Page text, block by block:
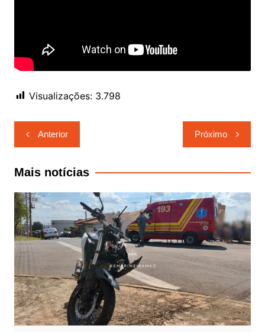
Visualizações: 3.798
Navegação
de
Post
Anterior Próximo
Mais notícias